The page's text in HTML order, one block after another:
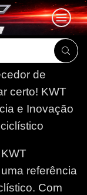
de
certo! KWT
e Inovação
referência
Com